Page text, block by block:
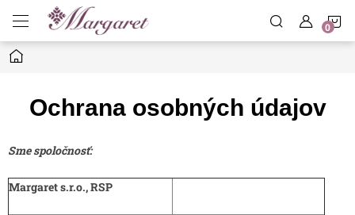
obsah
Domov
Ochrana osobných údajov
Sme spoločnosť:
Margaret s.r.o., RSP